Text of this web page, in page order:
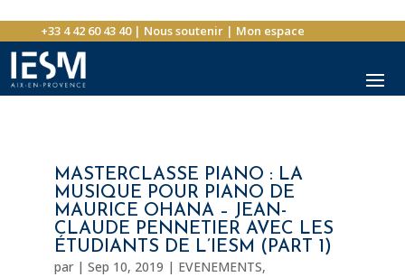
+33 4 42 60 43 40| Nous soutenir| Mon espace
MASTERCLASSE PIANO : LA
MUSIQUE POUR PIANO DE
MAURICE OHANA – JEAN-
CLAUDE PENNETIER AVEC LES
ÉTUDIANTS DE L’IESM (PART 1)
par | Sep 10, 2019 | EVENEMENTS,